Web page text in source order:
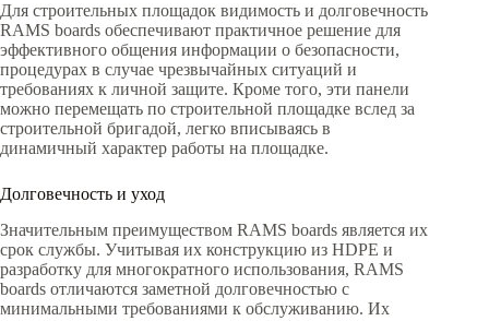
Для строительных площадок видимость и долговечность
RAMS boards обеспечивают практичное решение для
эффективного общения информации о безопасности,
процедурах в случае чрезвычайных ситуаций и
требованиях к личной защите. Кроме того, эти панели
можно перемещать по строительной площадке вслед за
строительной бригадой, легко вписываясь в
динамичный характер работы на площадке.
Долговечность и уход
Значительным преимуществом RAMS boards является их
срок службы. Учитывая их конструкцию из HDPE и
разработку для многократного использования, RAMS
boards отличаются заметной долговечностью с
минимальными требованиями к обслуживанию. Их